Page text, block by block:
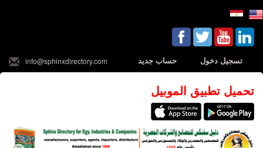
تسجيل دخول حساب جديد info@sphinxdirectory.com
تحميل تطبيق الموبيل